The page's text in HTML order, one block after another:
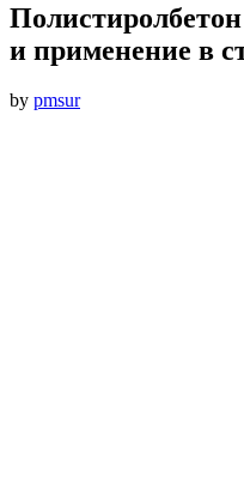
и применение в
by pmsur